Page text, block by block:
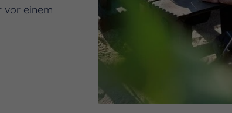
vor einem